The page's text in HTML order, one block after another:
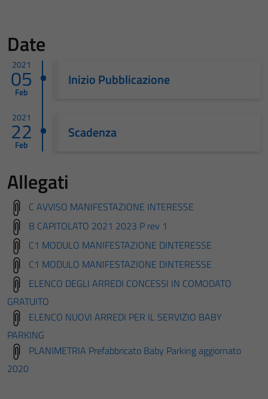
Date
2021
05
Feb
Inizio Pubblicazione
2021
22
Feb
Scadenza
Allegati
C AVVISO MANIFESTAZIONE INTERESSE
B CAPITOLATO 2021 2023 P rev 1
C1 MODULO MANIFESTAZIONE DINTERESSE
C1 MODULO MANIFESTAZIONE DINTERESSE
ELENCO DEGLI ARREDI CONCESSI IN COMODATO
GRATUITO
ELENCO NUOVI ARREDI PER IL SERVIZIO BABY
PARKING
PLANIMETRIA Prefabbricato Baby Parking aggiornato
2020